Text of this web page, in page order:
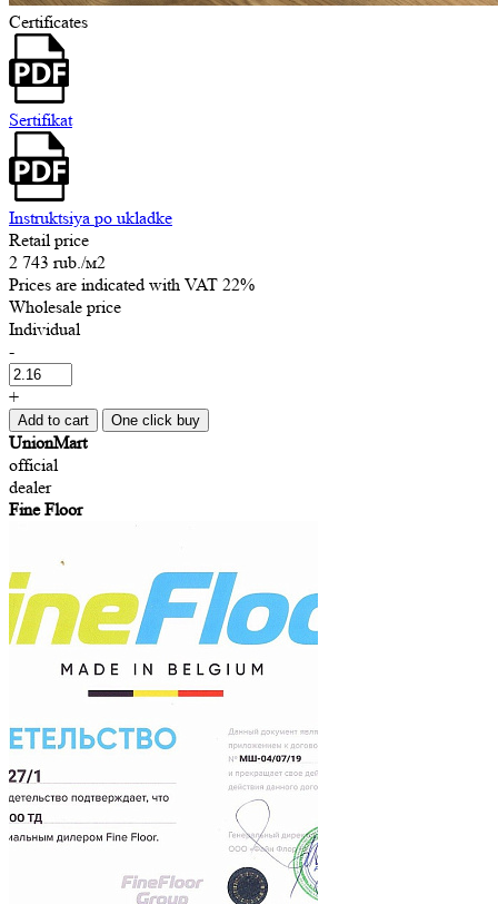
Certificates
Sertifikat
Instruktsiya po ukladke
Retail price
2 743 rub./м2
Prices are indicated with VAT 22%
Wholesale price
Individual
-
+
Add to cart One click buy
UnionMart
official
dealer
Fine Floor